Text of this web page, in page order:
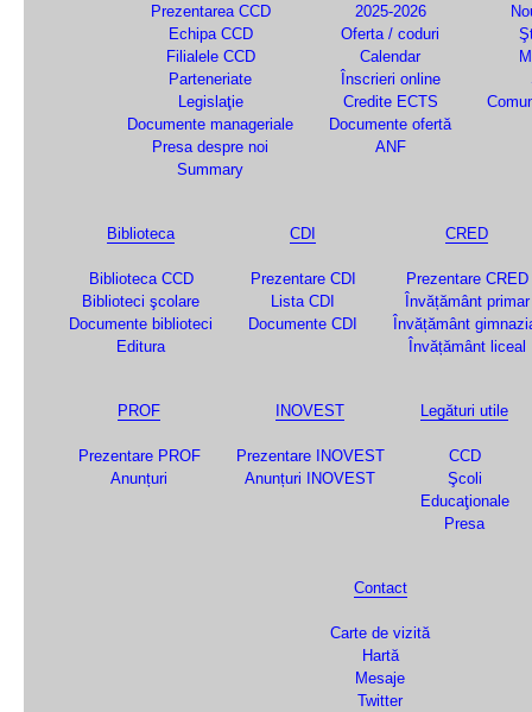
Prezentarea CCD
Echipa CCD
Filialele CCD
Parteneriate
Legislaţie
Documente manageriale
Presa despre noi
Summary
2025-2026
Oferta / coduri
Calendar
Înscrieri online
Credite ECTS
Documente ofertă
ANF
Biblioteca
Biblioteca CCD
Biblioteci şcolare
Documente biblioteci
Editura
CDI
Prezentare CDI
Lista CDI
Documente CDI
CRED
Prezentare CRED
Învățământ primar
Învățământ
Învățământ liceal
PROF
Prezentare PROF
Anunțuri
INOVEST
Prezentare INOVEST
Anunțuri INOVEST
Legături utile
CCD
Şcoli
Educaţionale
Presa
Contact
Carte de vizită
Hartă
Mesaje
Twitter